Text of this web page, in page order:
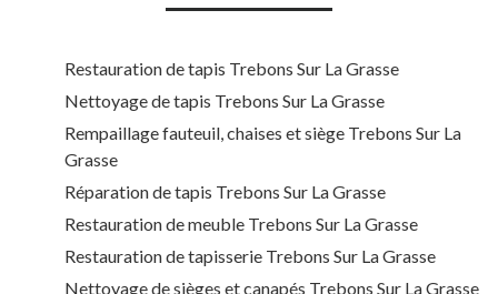
Restauration de tapis Trebons Sur La Grasse
Nettoyage de tapis Trebons Sur La Grasse
Rempaillage fauteuil, chaises et siège Trebons Sur La
Grasse
Réparation de tapis Trebons Sur La Grasse
Restauration de meuble Trebons Sur La Grasse
Restauration de tapisserie Trebons Sur La Grasse
Nettoyage de sièges et canapés Trebons Sur La Grasse